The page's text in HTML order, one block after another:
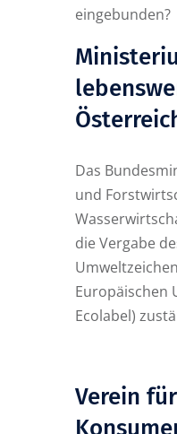
eingebunden?
Das
und
die Vergabe
Europäischen
Ecolabel)
Verein für